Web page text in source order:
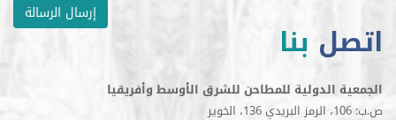
إرسال الرسالة
بنا
الدولية للمطاحن للشرق الأوسط وأفريقيا